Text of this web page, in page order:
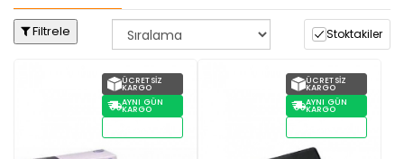
Filtrele Stoktakiler
ÜCRETSIZ
KARGO
AYNI GÜN
KARGO
ÜCRETSIZ
KARGO
AYNI GÜN
KARGO